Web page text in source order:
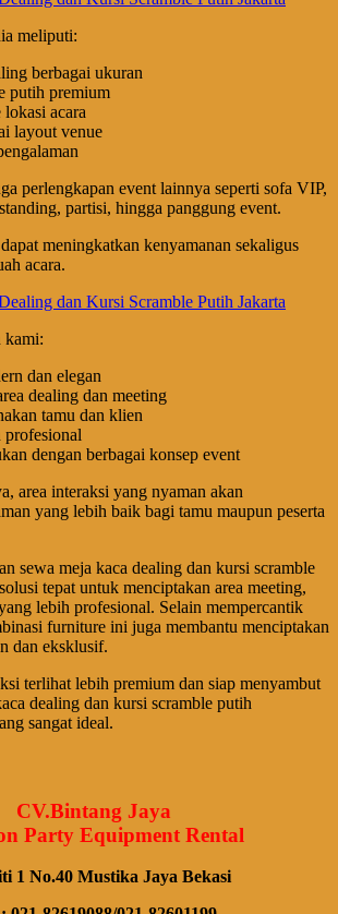
meliputi:
berbagai ukuran
putih premium
acara
layout venue
perlengkapan event lainnya seperti sofa VIP,
partisi, hingga panggung event.
meningkatkan kenyamanan sekaligus
acara.
kami:
dan elegan
dealing dan meeting
tamu dan klien
profesional
dengan berbagai konsep event
area interaksi yang nyaman akan
yang lebih baik bagi tamu maupun peserta
sewa meja kaca dealing dan kursi scramble
tepat untuk menciptakan area meeting,
lebih profesional. Selain mempercantik
furniture ini juga membantu menciptakan
dan eksklusif.
terlihat lebih premium dan siap menyambut
dealing dan kursi scramble putih
sangat ideal.
CV.Bintang Jaya
Party Equipment Rental
1 No.40 Mustika Jaya Bekasi